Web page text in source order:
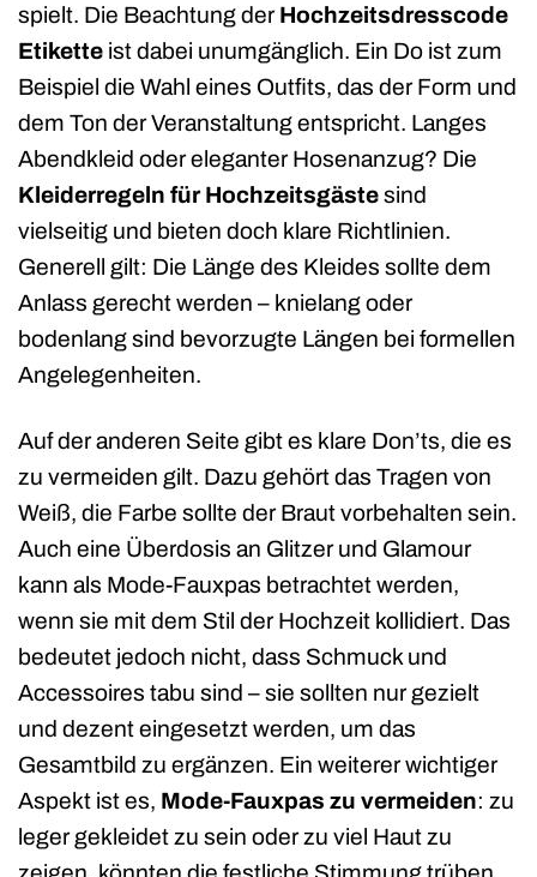
spielt. Die Beachtung derHochzeitsdresscode
Etikette ist dabei unumgänglich. Ein Do ist zum
Beispiel die Wahl eines Outfits, das der Form und
dem Ton der Veranstaltung entspricht. Langes
Abendkleid oder eleganter Hosenanzug? Die
Kleiderregeln für Hochzeitsgästesind
vielseitig und bieten doch klare Richtlinien.
Generell gilt: Die Länge des Kleides sollte dem
Anlass gerecht werden – knielang oder
bodenlang sind bevorzugte Längen bei formellen
Angelegenheiten.
Auf der anderen Seite gibt es klare Don’ts, die es
zu vermeiden gilt. Dazu gehört das Tragen von
Weiß, die Farbe sollte der Braut vorbehalten sein.
Auch eine Überdosis an Glitzer und Glamour
kann als Mode-Fauxpas betrachtet werden,
wenn sie mit dem Stil der Hochzeit kollidiert. Das
bedeutet jedoch nicht, dass Schmuck und
Accessoires tabu sind – sie sollten nur gezielt
und dezent eingesetzt werden, um das
Gesamtbild zu ergänzen. Ein weiterer wichtiger
Aspekt ist es, Mode-Fauxpas zu vermeiden: zu
leger gekleidet zu sein oder zu viel Haut zu